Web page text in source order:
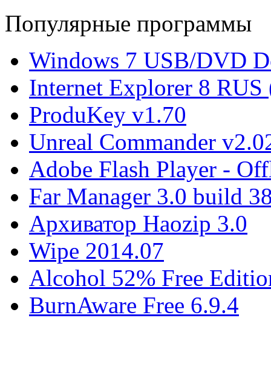
Популярные программы
Windows 7 USB/DVD
Internet Explorer 8 RUS
ProduKey v1.70
Unreal Commander
Adobe Flash Player -
Far Manager 3.0 build
Архиватор Haozip 3.0
Wipe 2014.07
Alcohol 52% Free
BurnAware Free 6.9.4